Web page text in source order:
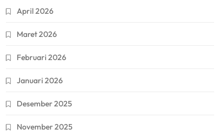
April 2026
Maret 2026
Februari 2026
Januari 2026
Desember 2025
November 2025